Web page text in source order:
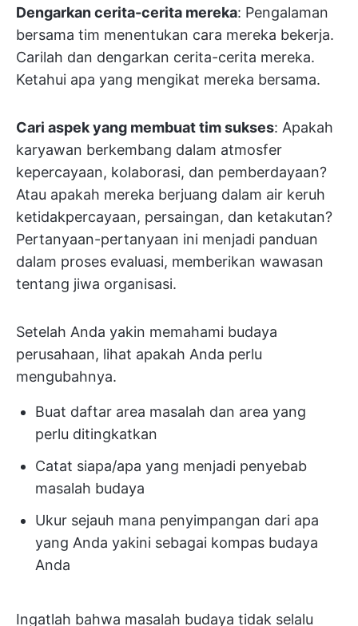
Dengarkan cerita-cerita mereka: Pengalaman
bersama tim menentukan cara mereka bekerja.
Carilah dan dengarkan cerita-cerita mereka.
Ketahui apa yang mengikat mereka bersama.
Cari aspek yang membuat tim sukses: Apakah
karyawan berkembang dalam atmosfer
kepercayaan, kolaborasi, dan pemberdayaan?
Atau apakah mereka berjuang dalam air keruh
ketidakpercayaan, persaingan, dan ketakutan?
Pertanyaan-pertanyaan ini menjadi panduan
dalam proses evaluasi, memberikan wawasan
tentang jiwa organisasi.
Setelah Anda yakin memahami budaya
perusahaan, lihat apakah Anda perlu
mengubahnya.
Buat daftar area masalah dan area yang
perlu ditingkatkan
Catat siapa/apa yang menjadi penyebab
masalah budaya
Ukur sejauh mana penyimpangan dari apa
yang Anda yakini sebagai kompas budaya
Anda
Ingatlah bahwa masalah budaya tidak selalu